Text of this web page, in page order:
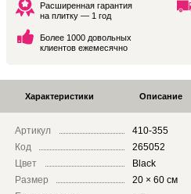
Расширенная гарантия
на плитку — 1 год
Более 1000 довольных
клиентов ежемесячно
Характеристики Описание
Артикул
410-355
Код
265052
Цвет
Black
Размер
20 × 60 см